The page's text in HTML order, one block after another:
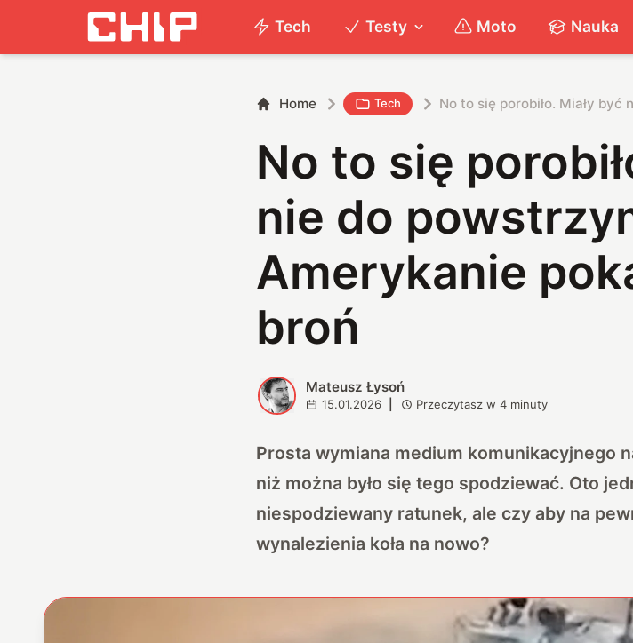
Tech Testy Moto Nauka
Home Tech No to się porobiło. Miały być
No to się
nie do
Amerykanie
broń
M Mateusz Łysoń
15.01.2026 Przeczytasz w4 minuty
Prosta wymiana medium komunikacyjnego
niż można było się tego spodziewać. Oto
niespodziewany ratunek, ale czy aby na
wynalezienia koła na nowo?